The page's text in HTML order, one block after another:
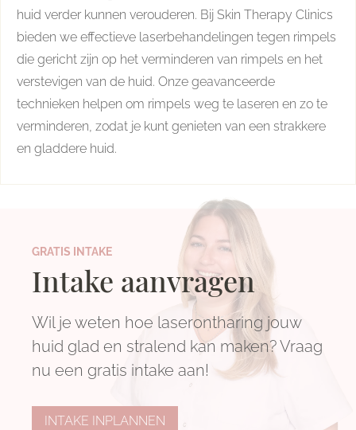
huid verder kunnen verouderen. Bij Skin Therapy Clinics
bieden we effectieve laserbehandelingen tegen rimpels
die gericht zijn op het verminderen van rimpels en het
verstevigen van de huid. Onze geavanceerde
technieken helpen om rimpels weg te laseren en zo te
verminderen, zodat je kunt genieten van een strakkere
en gladdere huid.
GRATIS INTAKE
Intake aanvragen
Wil je weten hoe laserontharing jouw
huid glad en stralend kan maken? Vraag
nu een gratis intake aan!
INTAKE INPLANNEN